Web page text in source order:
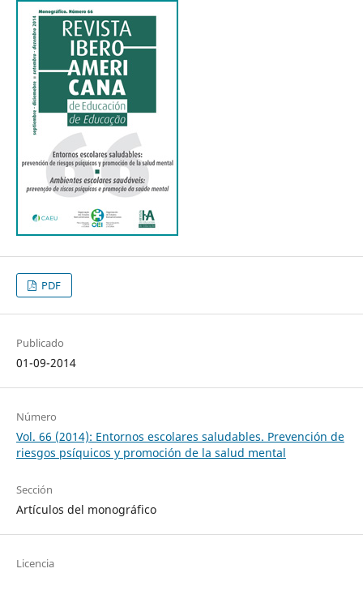
PDF
Publicado
01-09-2014
Número
Vol. 66 (2014): Entornos escolares saludables. Prevención de
riesgos psíquicos y promoción de la salud mental
Sección
Artículos del monográfico
Licencia